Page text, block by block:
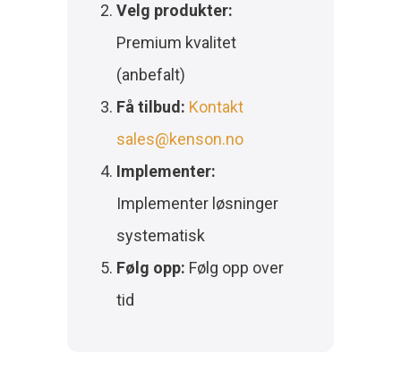
Velg produkter:
Premium kvalitet
(anbefalt)
Få tilbud: Kontakt
sales@kenson.no
Implementer:
Implementer løsninger
systematisk
Følg opp: Følg opp over
tid